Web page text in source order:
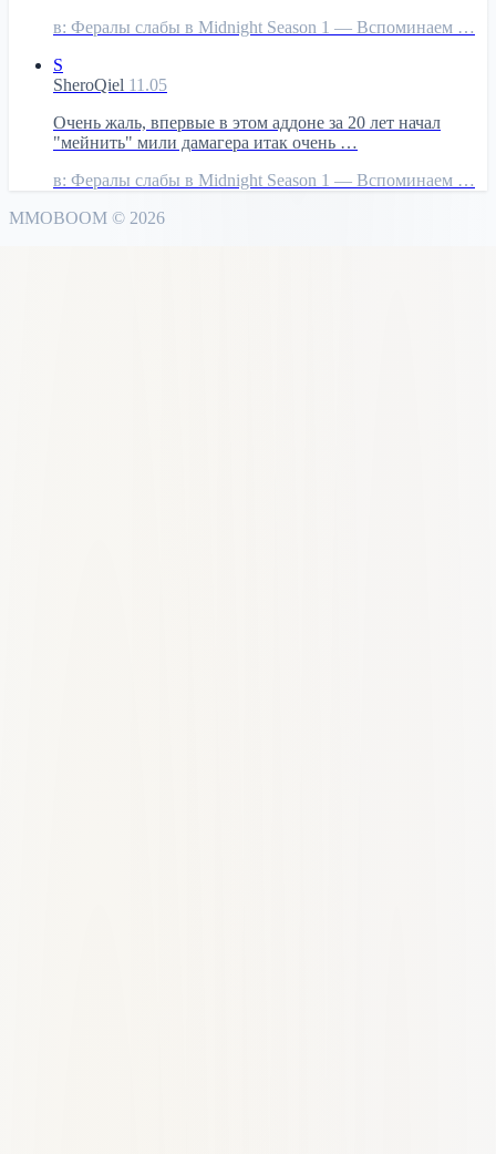
в: Фералы слабы в Midnight Season 1 — Вспоминаем …
S
SheroQiel 11.05
Очень жаль, впервые в этом аддоне за 20 лет начал
"мейнить" мили дамагера итак очень …
в: Фералы слабы в Midnight Season 1 — Вспоминаем …
MMOBOOM © 2026